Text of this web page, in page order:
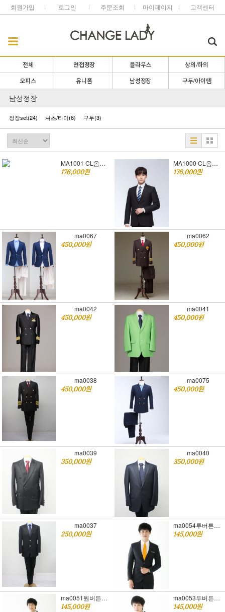
회원가입 로그인 주문조회 마이페이지 고객센터
전체 면접정장 블라우스 상의/하의
오피스 유니폼 남성정장 구두/아이템
남성정장
정장set(24) 셔츠/타이(6) 구두(3)
MA1001 CL옴므 네이비 [남자면접정장]
176,000원
MA1000 CL옴므 블랙 [남자면접정장]
176,000원
ma0067
450,000원
ma0062
450,000원
ma0042
450,000원
ma0041
450,000원
ma0038
450,000원
ma0075
450,000원
ma0039
350,000원
ma0040
350,000원
ma0037
250,000원
ma0054투버튼블랙슈트[무광]
145,000원
ma0051원버튼네이비슈트[무광]
145,000원
ma0053투버튼네이비슈트[유광]
145,000원